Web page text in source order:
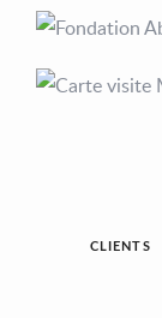
CLIENTS